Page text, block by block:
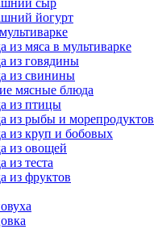
сыр
йогурт
из мяса в мультиварке
из говядины
из свинины
мясные блюда
из птицы
из рыбы и морепродуктов
из круп и бобовых
из овощей
из теста
из фруктов